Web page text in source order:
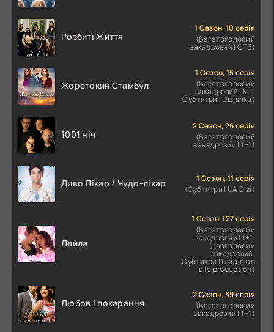
Розбиті Життя
1 Сезон, 10 серія
(Багатоголосий
закадровий | СТБ)
Жорстокий Стамбул
1 Сезон, 15 серія
(Багатоголосий
закадровий | КІТ,
Субтитри | Dizishka)
1001 ніч
2 Сезон, 26 серія
(Багатоголосий
закадровий | 1+1)
Диво Лікар / Чудо-лікар
1 Сезон, 11 серія
(Субтитри | UA Dizi)
Лейла
1 Сезон, 127 серія
(Багатоголосий
закадровий | 1+1,
Двоголосий
закадровий,
Субтитри | Ukrainian
aile production)
Любов і покарання
2 Сезон, 39 серія
(Багатоголосий
закадровий | 1+1)